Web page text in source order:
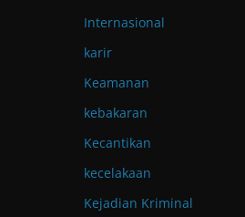
Internasional
karir
Keamanan
kebakaran
Kecantikan
kecelakaan
Kejadian Kriminal